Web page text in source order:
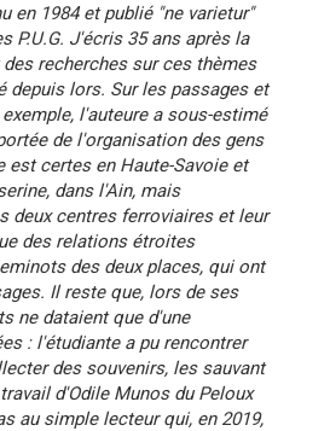
en 1984 et publié "ne varietur"
P.U.G. J'écris 35 ans après la
recherches sur ces thèmes
depuis lors. Sur les passages et
l'auteure a sous-estimé
de l'organisation des gens
est certes en Haute-Savoie et
dans l'Ain, mais
deux centres ferroviaires et leur
des relations étroites
des deux places, qui ont
Il reste que, lors de ses
ne dataient que d'une
: l'étudiante a pu rencontrer
des souvenirs, les sauvant
d'Odile Munos du Peloux
au simple lecteur qui, en 2019,